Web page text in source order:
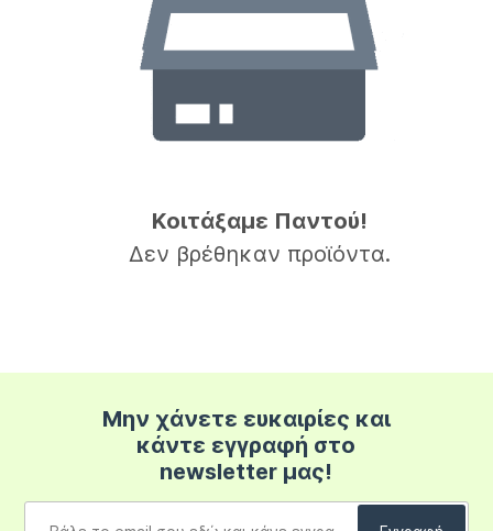
Κοιτάξαμε Παντού!
Δεν βρέθηκαν προϊόντα.
Μην χάνετε ευκαιρίες και
κάντε εγγραφή στο
newsletter μας!